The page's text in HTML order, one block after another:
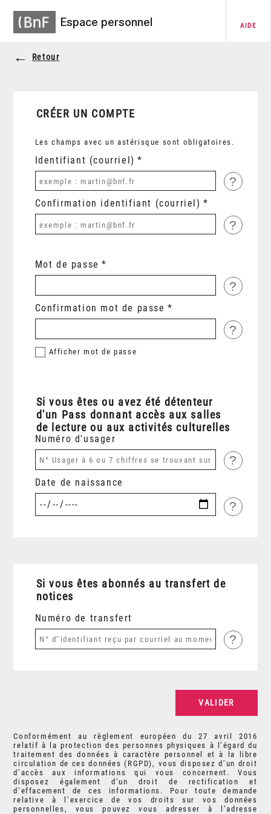
Espace personnel AIDE
Retour
CRÉER UN COMPTE
Les champs avec un astérisque sont obligatoires.
Identifiant (courriel)
?
Confirmation identifiant (courriel)
?
Mot de passe
?
Confirmation mot de passe
?
Afficher mot de passe
Si vous êtes ou avez été détenteur
d'un Pass donnant accès aux salles
de lecture ou aux activités culturelles
Numéro d'usager
?
Date de naissance
?
Si vous êtes abonnés au transfert de
notices
Numéro de transfert
?
Conformément au règlement européen du 27 avril 2016
relatif à la protection des personnes physiques à l’égard du
traitement des données à caractère personnel et à la libre
circulation de ces données (RGPD), vous disposez d’un droit
d’accès aux informations qui vous concernent. Vous
disposez également d’un droit de rectification et
d’effacement de ces informations. Pour toute demande
relative à l’exercice de vos droits sur vos données
personnelles, vous pouvez vous adresser à l’adresse